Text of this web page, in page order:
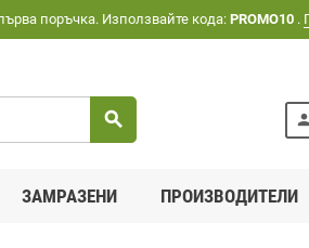
поръчка. Използвайте кода: PROMO10 .
search person
ЗАМРАЗЕНИ ПРОИЗВОДИТЕЛИ